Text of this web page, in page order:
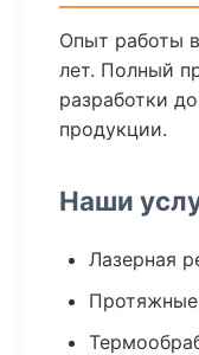
Опыт работы
лет. Полный
разработки
продукции.
Наши
Лазерная